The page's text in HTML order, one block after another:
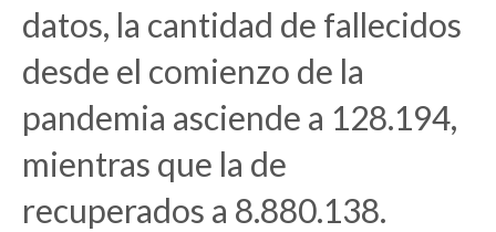
datos, la cantidad de fallecidos
desde el comienzo de la
pandemia asciende a 128.194,
mientras que la de
recuperados a 8.880.138.